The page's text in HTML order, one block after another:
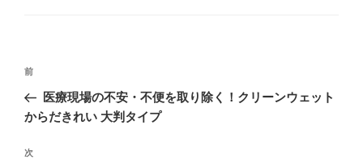
投
ナ
ゲ
前
の
投
前
医療現場の不安・不便を取り除く！クリーンウェット
からだきれい 大判タイプ
次
次